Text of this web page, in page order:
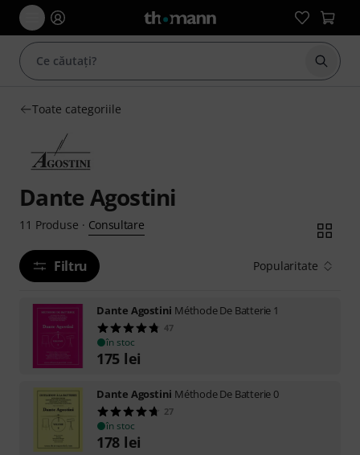
Toate categoriile
Dante Agostini
11 Produse · Consultare
Filtru Popularitate
Dante Agostini Méthode De Batterie 1
47
în stoc
175 lei
Dante Agostini Méthode De Batterie 0
27
în stoc
178 lei